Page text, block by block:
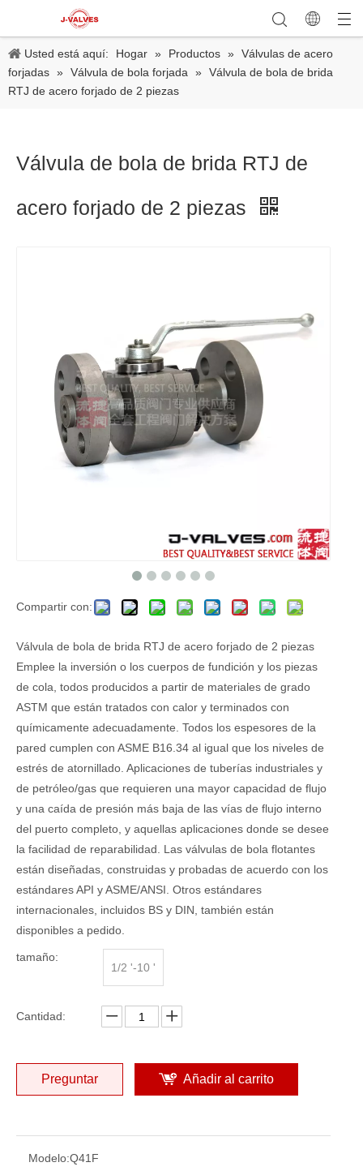
Usted está aquí: Hogar » Productos » Válvulas de acero
forjadas » Válvula de bola forjada » Válvula de bola de brida
RTJ de acero forjado de 2 piezas
Válvula de bola de brida RTJ de
acero forjado de 2 piezas
Compartir con:
Válvula de bola de brida RTJ de acero forjado de 2 piezas
Emplee la inversión o los cuerpos de fundición y los piezas
de cola, todos producidos a partir de materiales de grado
ASTM que están tratados con calor y terminados con
químicamente adecuadamente. Todos los espesores de la
pared cumplen con ASME B16.34 al igual que los niveles de
estrés de atornillado. Aplicaciones de tuberías industriales y
de petróleo/gas que requieren una mayor capacidad de flujo
y una caída de presión más baja de las vías de flujo interno
del puerto completo, y aquellas aplicaciones donde se desee
la facilidad de reparabilidad. Las válvulas de bola flotantes
están diseñadas, construidas y probadas de acuerdo con los
estándares API y ASME/ANSI. Otros estándares
internacionales, incluidos BS y DIN, también están
disponibles a pedido.
tamaño:
1/2 '-10 '
Cantidad:
Preguntar Añadir al carrito
Modelo:Q41F